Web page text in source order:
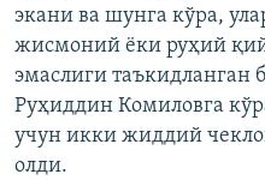
экани ва шунга кўра,
жисмоний ёки руҳий
эмаслиги таъкидланган
Руҳиддин Комиловга
учун икки жиддий
олди.